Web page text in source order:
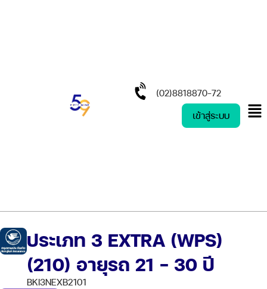
(02)8818870-72
เข้าสู่ระบบ
ประเภท 3 EXTRA (WPS)
(210) อายุรถ 21 – 30 ปี
BKI3NEXB2101